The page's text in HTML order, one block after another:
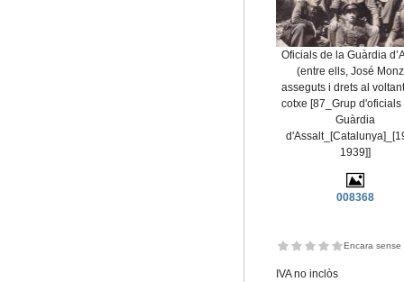
Oficials de la Guàrdia
(entre ells, José
asseguts i drets al
cotxe [87_Grup
Guàrdia
1939]]
008368
Encara sense
IVA no inclòs